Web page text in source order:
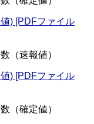
) [PDFファイル
（速報値）
) [PDFファイル
（確定値）